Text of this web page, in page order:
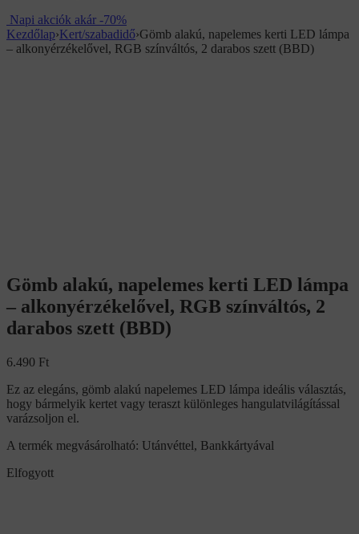
Napi akciók akár -70%
Kezdőlap›Kert/szabadidő›Gömb alakú, napelemes kerti LED lámpa
– alkonyérzékelővel, RGB színváltós, 2 darabos szett (BBD)
Gömb alakú, napelemes kerti LED lámpa
– alkonyérzékelővel, RGB színváltós, 2
darabos szett (BBD)
6.490 Ft
Ez az elegáns, gömb alakú napelemes LED lámpa ideális választás,
hogy bármelyik kertet vagy teraszt különleges hangulatvilágítással
varázsoljon el.
A termék megvásárolható: Utánvéttel, Bankkártyával
Elfogyott